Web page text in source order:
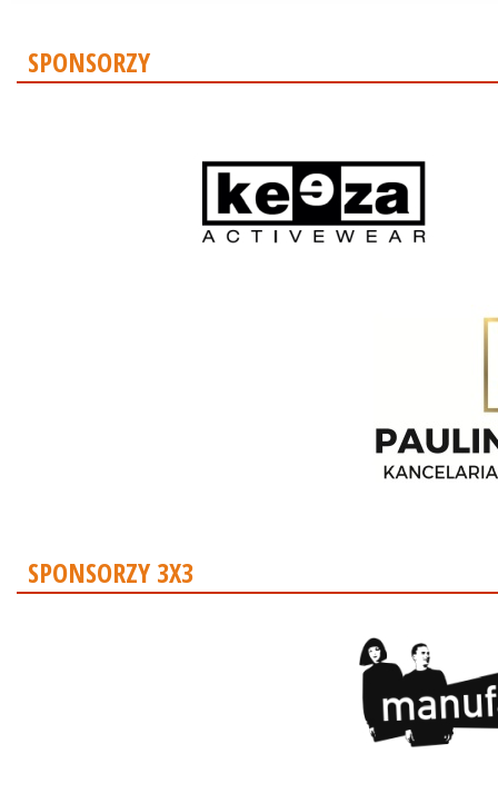
SPONSORZY
SPONSORZY 3X3